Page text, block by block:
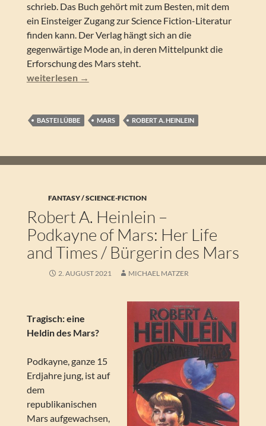
schrieb. Das Buch gehört mit zum Besten, mit dem
ein Einsteiger Zugang zur Science Fiction-Literatur
finden kann. Der Verlag hängt sich an die
gegenwärtige Mode an, in deren Mittelpunkt die
Erforschung des Mars steht.
Robert A. Heinlein – Der rote Planet (Ungekürzte
weiterlesen →
BASTEI LÜBBE MARS ROBERT A. HEINLEIN
FANTASY / SCIENCE-FICTION
Robert A. Heinlein –
Podkayne of Mars: Her Life
and Times / Bürgerin des Mars
2. AUGUST 2021 MICHAEL MATZER
Tragisch: eine
Heldin des Mars?
Podkayne, ganze 15
Erdjahre jung, ist auf
dem
republikanischen
Mars aufgewachsen,